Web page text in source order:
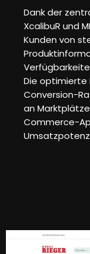
Dank der
XcalibuR und
Kunden von
Die optimierte
Conversion-
an
Commerce-